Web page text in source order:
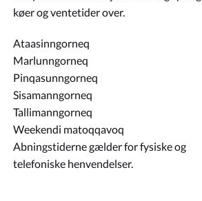
køer og ventetider over.
Ataasinngorneq
Marlunngorneq
Pinqasunngorneq
Sisamanngorneq
Tallimanngorneq
Weekendi matoqqavoq
Abningstiderne gælder for fysiske og
telefoniske henvendelser.